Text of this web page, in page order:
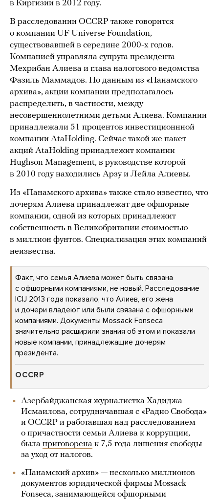
в Киргизии в 2012 году.
В расследовании OCCRP также говорится
о компании UF Universe Foundation,
существовавшей в середине 2000-х годов.
Компанией управляла супруга президента
Мехрибан Алиева и глава налогового ведомства
Фазиль Маммадов. По данным из «Панамского
архива», акции компании предполагалось
распределить, в частности, между
несовершеннолетними детьми Алиева. Компании
принадлежали 51 процентов инвестиционнной
компании AtaHolding. Сейчас такой же пакет
акций AtaHolding принадлежит компании
Hughson Management, в руководстве которой
в 2010 году находились Арзу и Лейла Алиевы.
Из «Панамского архива» также стало известно, что
дочерям Алиева принадлежат две офшорные
компании, одной из которых принадлежит
собственность в Великобритании стоимостью
в миллион фунтов. Специализация этих компаний
неизвестна.
Факт, что семья Алиева может быть связана
с офшорными компаниями, не новый. Расследование
ICIJ 2013 года показало, что Алиев, его жена
и дочери владеют или были связана с офшорными
компаниями. Документы Mossack Fonseca
значительно расширили знания об этом и показали
новые компании, принадлежащие дочерям
президента.
OCCRP
Азербайджанская журналистка Хадиджа
Исмаилова, сотрудничавшая с «Радио Свобода»
и OCCRP и работавшая над расследованием
о причастности семьи Алиева к коррупции,
была приговорена к 7,5 года лишения свободы
за уход от налогов.
«Панамский архив» — несколько миллионов
документов юридической фирмы Mossack
Fonseca, занимающейся офшорными